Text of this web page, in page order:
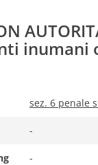
inumani
sez. 6 penale
-
-